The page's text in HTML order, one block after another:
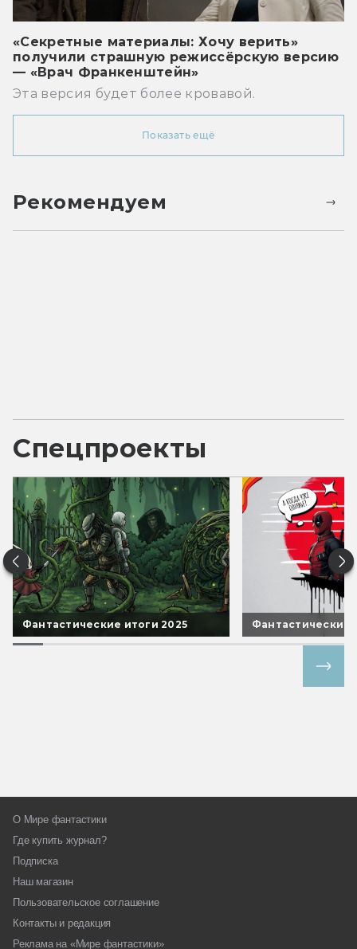
«Секретные материалы: Хочу верить»
получили страшную режиссёрскую версию
— «Врач Франкенштейн»
Эта версия будет более кровавой.
Показать ещё
Рекомендуем
Спецпроекты
Фантастические итоги 2025 Фантастические
О Мире фантастики
Где купить журнал?
Подписка
Наш магазин
Пользовательское соглашение
Контакты и редакция
Реклама на «Мире фантастики»